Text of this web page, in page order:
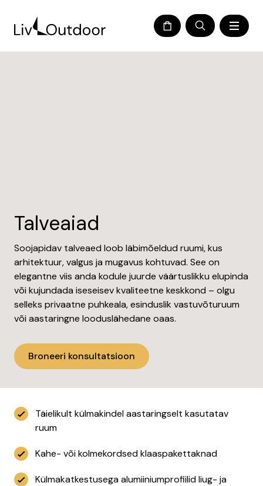
Talveaiad
Soojapidav talveaed loob läbimõeldud ruumi, kus
arhitektuur, valgus ja mugavus kohtuvad. See on
elegantne viis anda kodule juurde väärtuslikku elupinda
või kujundada iseseisev kvaliteetne keskkond – olgu
selleks privaatne puhkeala, esinduslik vastuvõturuum
või aastaringne looduslähedane oaas.
Broneeri konsultatsioon
Täielikult külmakindel aastaringselt kasutatav
ruum
Kahe- või kolmekordsed klaaspakettaknad
Külmakatkestusega alumiiniumprofiilid liug- ja